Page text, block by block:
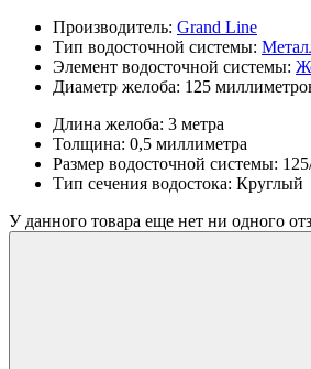
Производитель: Grand Line
Тип водосточной системы:
Элемент водосточной системы:
Диаметр желоба: 125
Длина желоба: 3 метра
Толщина: 0,5 миллиметра
Размер водосточной системы:
Тип сечения водостока: Круглый
У данного товара еще нет ни одного